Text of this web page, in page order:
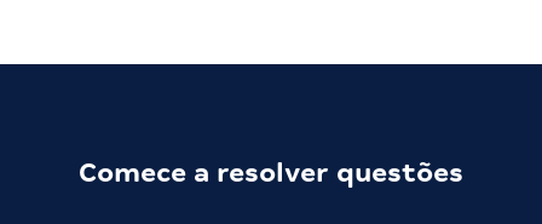
Comece a resolver questões